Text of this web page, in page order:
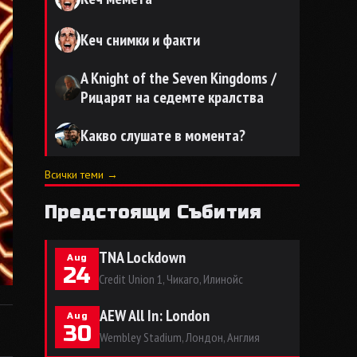
Кеч снимки и факти
A Knight of the Seven Kingdoms /
Рицарят на седемте кралства
Какво слушате в момента?
Всички теми →
Предстоящи Събития
Aug
24
TNA Lockdown
Credit Union 1, Чикаго, Илинойс
Aug
30
AEW All In: London
Wembley Stadium, Лондон, Англия